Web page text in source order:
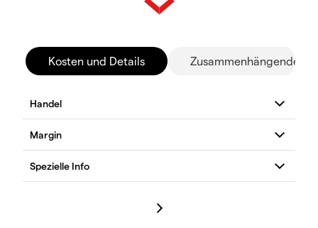
Kosten und Details Zusammenhängende